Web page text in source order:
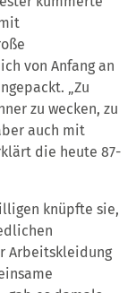
von Anfang an
„Zu
zu wecken, zu
auch mit
die heute 87-
knüpfte sie,
Arbeitskleidung